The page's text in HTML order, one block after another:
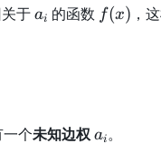
于a
ai 的函数 ff(x) ，
个未知边权a
ai。